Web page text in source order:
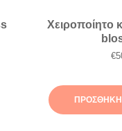
Χειροποίητο
€
ΠΡΟΣΘΉΚΗ